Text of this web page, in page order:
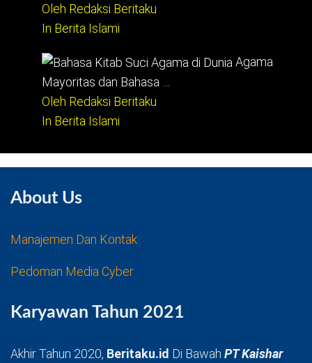
Oleh Redaksi Beritaku
In Berita Islami
Agama
Mayoritas dan Bahasa …
Oleh Redaksi Beritaku
In Berita Islami
About Us
Manajemen Dan Kontak
Pedoman Media Cyber
Karyawan Tahun 2021
Akhir Tahun 2020, Beritaku.id Di Bawah PT Kaishar